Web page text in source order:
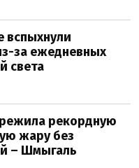
вспыхнули
за ежедневных
света
рекордную
жару без
– Шмыгаль